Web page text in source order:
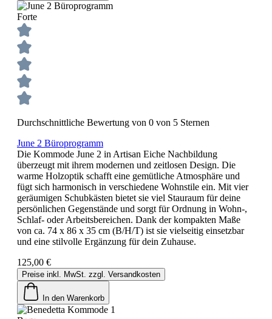
Forte
Durchschnittliche Bewertung von 0 von 5 Sternen
June 2 Büroprogramm
Die Kommode June 2 in Artisan Eiche Nachbildung
überzeugt mit ihrem modernen und zeitlosen Design. Die
warme Holzoptik schafft eine gemütliche Atmosphäre und
fügt sich harmonisch in verschiedene Wohnstile ein. Mit vier
geräumigen Schubkästen bietet sie viel Stauraum für deine
persönlichen Gegenstände und sorgt für Ordnung in Wohn-,
Schlaf- oder Arbeitsbereichen. Dank der kompakten Maße
von ca. 74 x 86 x 35 cm (B/H/T) ist sie vielseitig einsetzbar
und eine stilvolle Ergänzung für dein Zuhause.
125,00 €
Preise inkl. MwSt. zzgl. Versandkosten
In den Warenkorb